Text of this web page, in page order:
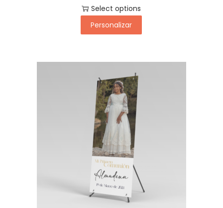
Select options
Personalizar